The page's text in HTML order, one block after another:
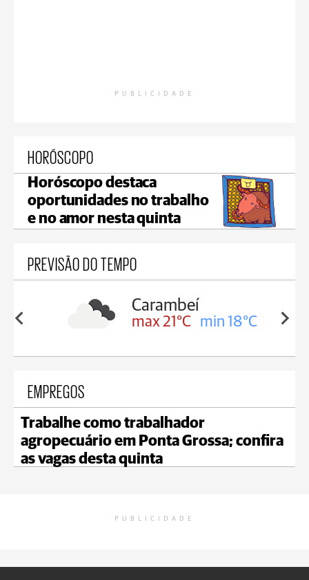
PUBLICIDADE
HORÓSCOPO
Horóscopo destaca
oportunidades no trabalho
e no amor nesta quinta
PREVISÃO DO TEMPO
19°C
Carambeí
max 21°C min 18°C
EMPREGOS
Trabalhe como trabalhador
agropecuário em Ponta Grossa; confira
as vagas desta quinta
PUBLICIDADE